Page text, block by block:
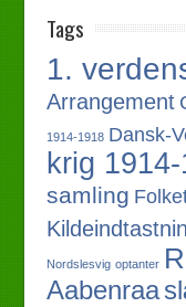
Tags
1.
Arrangement
1914-1918 Dansk-
krig
samling
Nordslesvig optanter
Aabenraa